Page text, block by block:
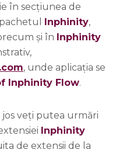
în secțiunea de
Inphinity,
și în Inphinity
, unde aplicația se
Inphinity Flow.
veți putea urmări
Inphinity
de extensii de la